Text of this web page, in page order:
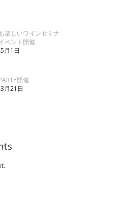
楽しいワインセミナ
ベント開催
月1日
開催
月21日